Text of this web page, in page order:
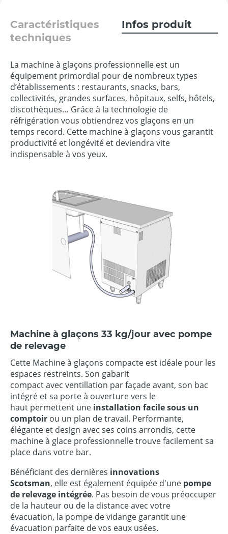
Caractéristiques
techniques
Infos produit
La machine à glaçons professionnelle est un
équipement primordial pour de nombreux types
d’établissements : restaurants, snacks, bars,
collectivités, grandes surfaces, hôpitaux, selfs, hôtels,
discothèques… Grâce à la technologie de
réfrigération vous obtiendrez vos glaçons en un
temps record. Cette machine à glaçons vous garantit
productivité et longévité et deviendra vite
indispensable à vos yeux.
Machine à glaçons 33 kg/jour avec pompe
de relevage
Cette Machine à glaçons compacte est idéale pour les
espaces restreints. Son gabarit
compact avec ventillation par façade avant, son bac
intégré et sa porte à ouverture vers le
haut permettent une installation facile sous un
comptoir ou un plan de travail. Performante,
élégante et design avec ses coins arrondis, cette
machine à glace professionnelle trouve facilement sa
place dans votre bar.
Bénéficiant des dernières innovations
Scotsman, elle est également équipée d'une pompe
de relevage intégrée. Pas besoin de vous préoccuper
de la hauteur ou de la distance avec votre
évacuation, la pompe de vidange garantit une
évacuation parfaite de vos eaux usées.